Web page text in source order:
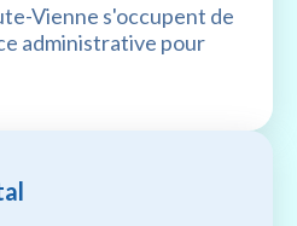
Vienne s'occupent de
administrative pour